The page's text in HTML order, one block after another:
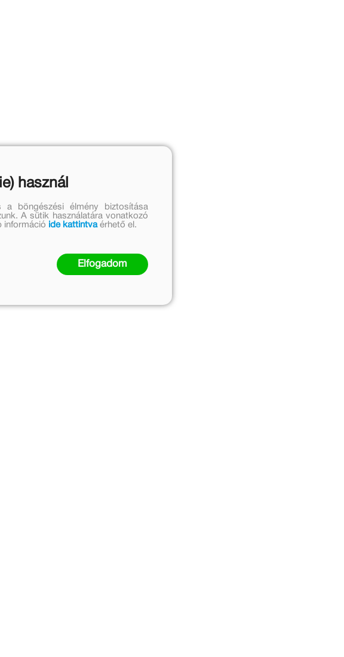
használ
a böngészési élmény biztosítása
A sütik használatára vonatkozó
információ ide kattintvaérhető el.
Elfogadom